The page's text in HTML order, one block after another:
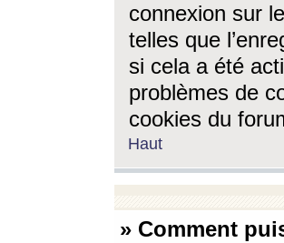
connexion sur
telles que
si cela a été
problèmes de
cookies du
Haut
» Comment